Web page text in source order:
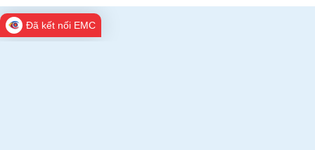
Đã kết nối EMC